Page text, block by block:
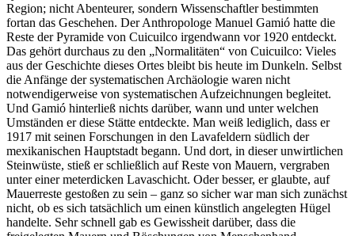
Region; nicht Abenteurer, sondern Wissenschaftler bestimmten
fortan das Geschehen. Der Anthropologe Manuel Gamió hatte die
Reste der Pyramide von Cuicuilco irgendwann vor 1920 entdeckt.
Das gehört durchaus zu den „Normalitäten“ von Cuicuilco: Vieles
aus der Geschichte dieses Ortes bleibt bis heute im Dunkeln. Selbst
die Anfänge der systematischen Archäologie waren nicht
notwendigerweise von systematischen Aufzeichnungen begleitet.
Und Gamió hinterließ nichts darüber, wann und unter welchen
Umständen er diese Stätte entdeckte. Man weiß lediglich, dass er
1917 mit seinen Forschungen in den Lavafeldern südlich der
mexikanischen Hauptstadt begann. Und dort, in dieser unwirtlichen
Steinwüste, stieß er schließlich auf Reste von Mauern, vergraben
unter einer meterdicken Lavaschicht. Oder besser, er glaubte, auf
Mauerreste gestoßen zu sein – ganz so sicher war man sich zunächst
nicht, ob es sich tatsächlich um einen künstlich angelegten Hügel
handelte. Sehr schnell gab es Gewissheit darüber, dass die